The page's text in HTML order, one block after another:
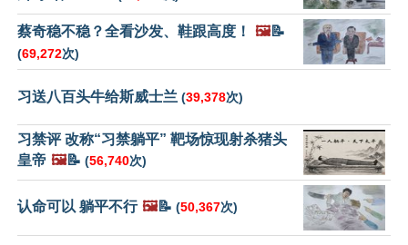
蔡奇稳不稳？全看沙发、鞋跟高度！ 🖼️📝
(69,272次)
习送八百头牛给斯威士兰 (39,378次)
习禁评 改称“习禁躺平” 靶场惊现射杀猪头
皇帝 🖼️📝 (56,740次)
认命可以 躺平不行 🖼️📝 (50,367次)